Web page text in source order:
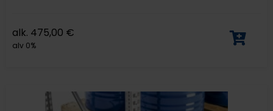
alk. 475,00 €
alv 0%